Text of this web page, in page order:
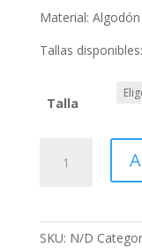
Material: Algodón
Tallas
Talla
Blanca
SKU: N/D